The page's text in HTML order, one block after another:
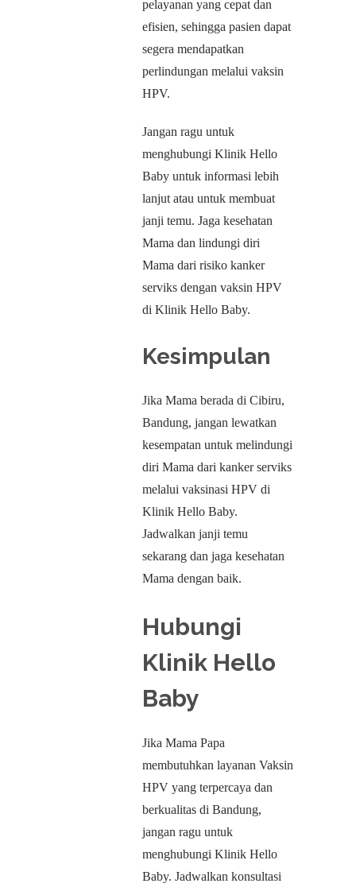
pelayanan yang cepat dan
efisien, sehingga pasien dapat
segera mendapatkan
perlindungan melalui vaksin
HPV.
Jangan ragu untuk
menghubungi Klinik Hello
Baby untuk informasi lebih
lanjut atau untuk membuat
janji temu. Jaga kesehatan
Mama dan lindungi diri
Mama dari risiko kanker
serviks dengan vaksin HPV
di Klinik Hello Baby.
Kesimpulan
Jika Mama berada di Cibiru,
Bandung, jangan lewatkan
kesempatan untuk melindungi
diri Mama dari kanker serviks
melalui vaksinasi HPV di
Klinik Hello Baby.
Jadwalkan janji temu
sekarang dan jaga kesehatan
Mama dengan baik.
Hubungi
Klinik Hello
Baby
Jika Mama Papa
membutuhkan layanan Vaksin
HPV yang terpercaya dan
berkualitas di Bandung,
jangan ragu untuk
menghubungi Klinik Hello
Baby. Jadwalkan konsultasi